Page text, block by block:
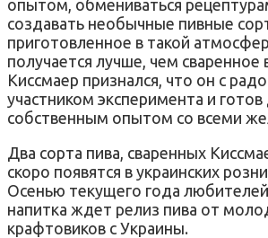
опытом, обмениваться
создавать необычные пивные
приготовленное в такой
получается лучше, чем сваренное
Киссмаер признался, что он с
участником эксперимента и готов
собственным опытом со всеми
Два сорта пива, сваренных
скоро появятся в украинских
Осенью текущего года
напитка ждет релиз пива от
крафтовиков с Украины.